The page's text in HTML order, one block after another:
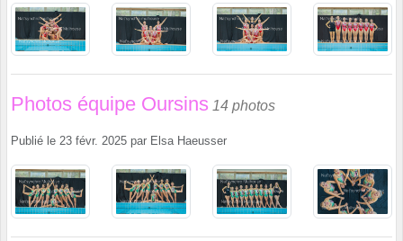
Photos équipe Oursins 14 photos
Publié le 23 févr. 2025 par Elsa Haeusser